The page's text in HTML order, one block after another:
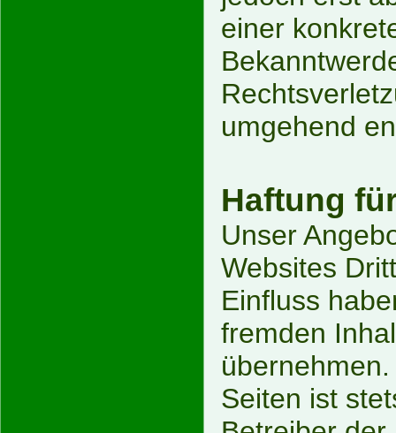
einer
umgehend
Haftung
Unser
Websites
Einfluss
fremden
Seiten ist